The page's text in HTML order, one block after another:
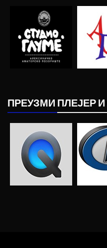
ПРЕУЗМИ ПЛЕЈЕР